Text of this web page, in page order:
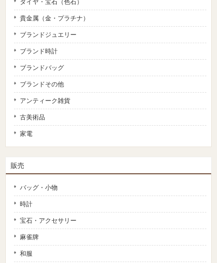
ダイヤ・宝石（色石）
貴金属（金・プラチナ）
ブランドジュエリー
ブランド時計
ブランドバッグ
ブランドその他
アンティーク雑貨
古美術品
家電
販売
バッグ・小物
時計
宝石・アクセサリー
麻雀牌
和服